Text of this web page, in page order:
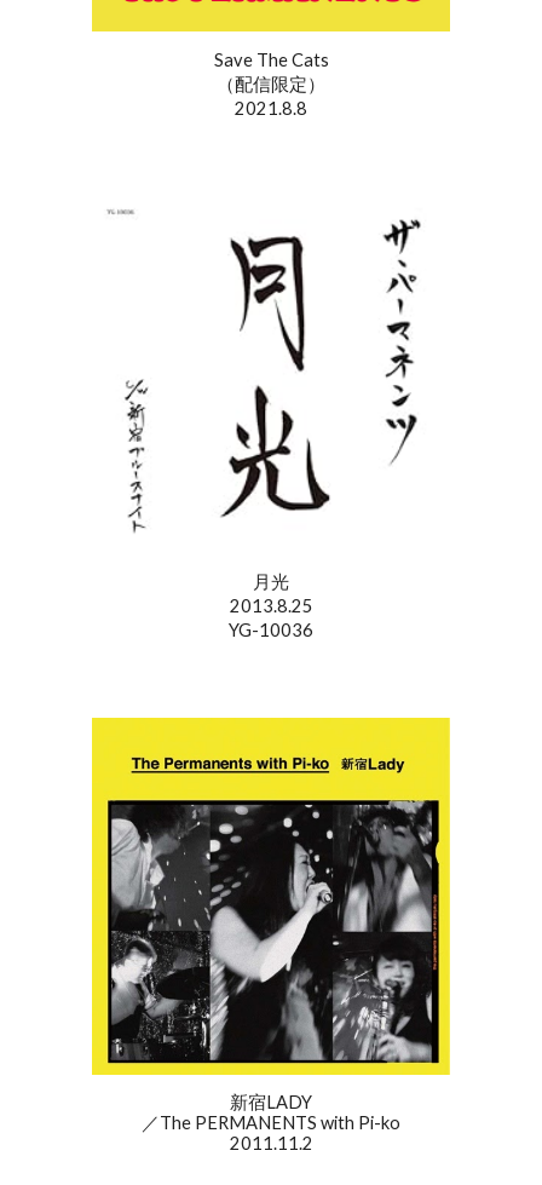
Save The Cats
（配信限定）
2021.8.8
月光
2013.8.25
YG-10036
新宿LADY
／The PERMANENTS with Pi-ko
2011.11.2